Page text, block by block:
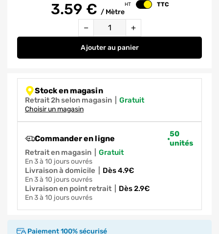
HT Changer le prix
TTC
3.59 € /Mètre
− +
Ajouterau panier
Câble gainé acier dur galvanisé
Stock en magasin
Retrait 2h selon magasin gratuit
Choisir un magasin
Commander en ligne
50
unités
Retrait en magasin
gratuit
en 3 à 10 jours ouvrés
Livraison à domicile dès 4.9€
en 3 à 10 jours ouvrés
Livraison en point retrait dès 2.9€
en 3 à 10 jours ouvrés
Paiement 100% sécurisé